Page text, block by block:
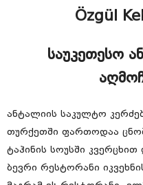
Özgül
საუკეთესო
ანტალიის საკულტო
თურქეთში ფართოდაა
ტაჰინის სოუსში
ბევრი რესტორანი